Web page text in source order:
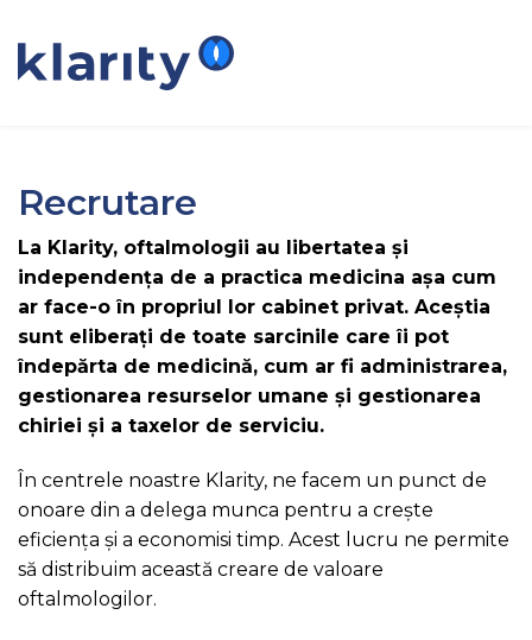
Recrutare
La Klarity, oftalmologii au libertatea și
independența de a practica medicina așa cum
ar face-o în propriul lor cabinet privat. Aceștia
sunt eliberați de toate sarcinile care îi pot
îndepărta de medicină, cum ar fi administrarea,
gestionarea resurselor umane și gestionarea
chiriei și a taxelor de serviciu.
În centrele noastre Klarity, ne facem un punct de
onoare din a delega munca pentru a crește
eficiența și a economisi timp. Acest lucru ne permite
să distribuim această creare de valoare
oftalmologilor.